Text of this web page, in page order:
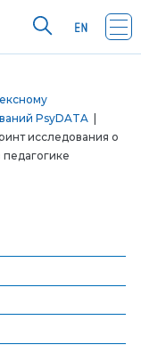
PsyDATA
исследования о